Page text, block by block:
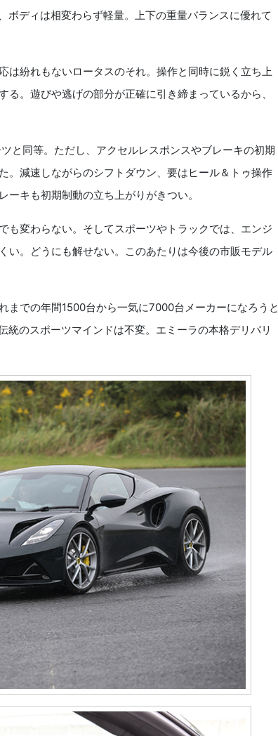
ボディは相変わらず軽量。上下の重量バランスに優れて
紛れもないロータスのそれ。操作と同時に鋭く立ち上
。遊びや逃げの部分が正確に引き締まっているから、
と同等。ただし、アクセルレスポンスやブレーキの初期
。減速しながらのシフトダウン、要はヒール＆トゥ操作
キも初期制動の立ち上がりがきつい。
変わらない。そしてスポーツやトラックでは、エンジ
い。どうにも解せない。このあたりは今後の市販モデル
での年間1500台から一気に7000台メーカーになろうと
統のスポーツマインドは不変。エミーラの本格デリバリ